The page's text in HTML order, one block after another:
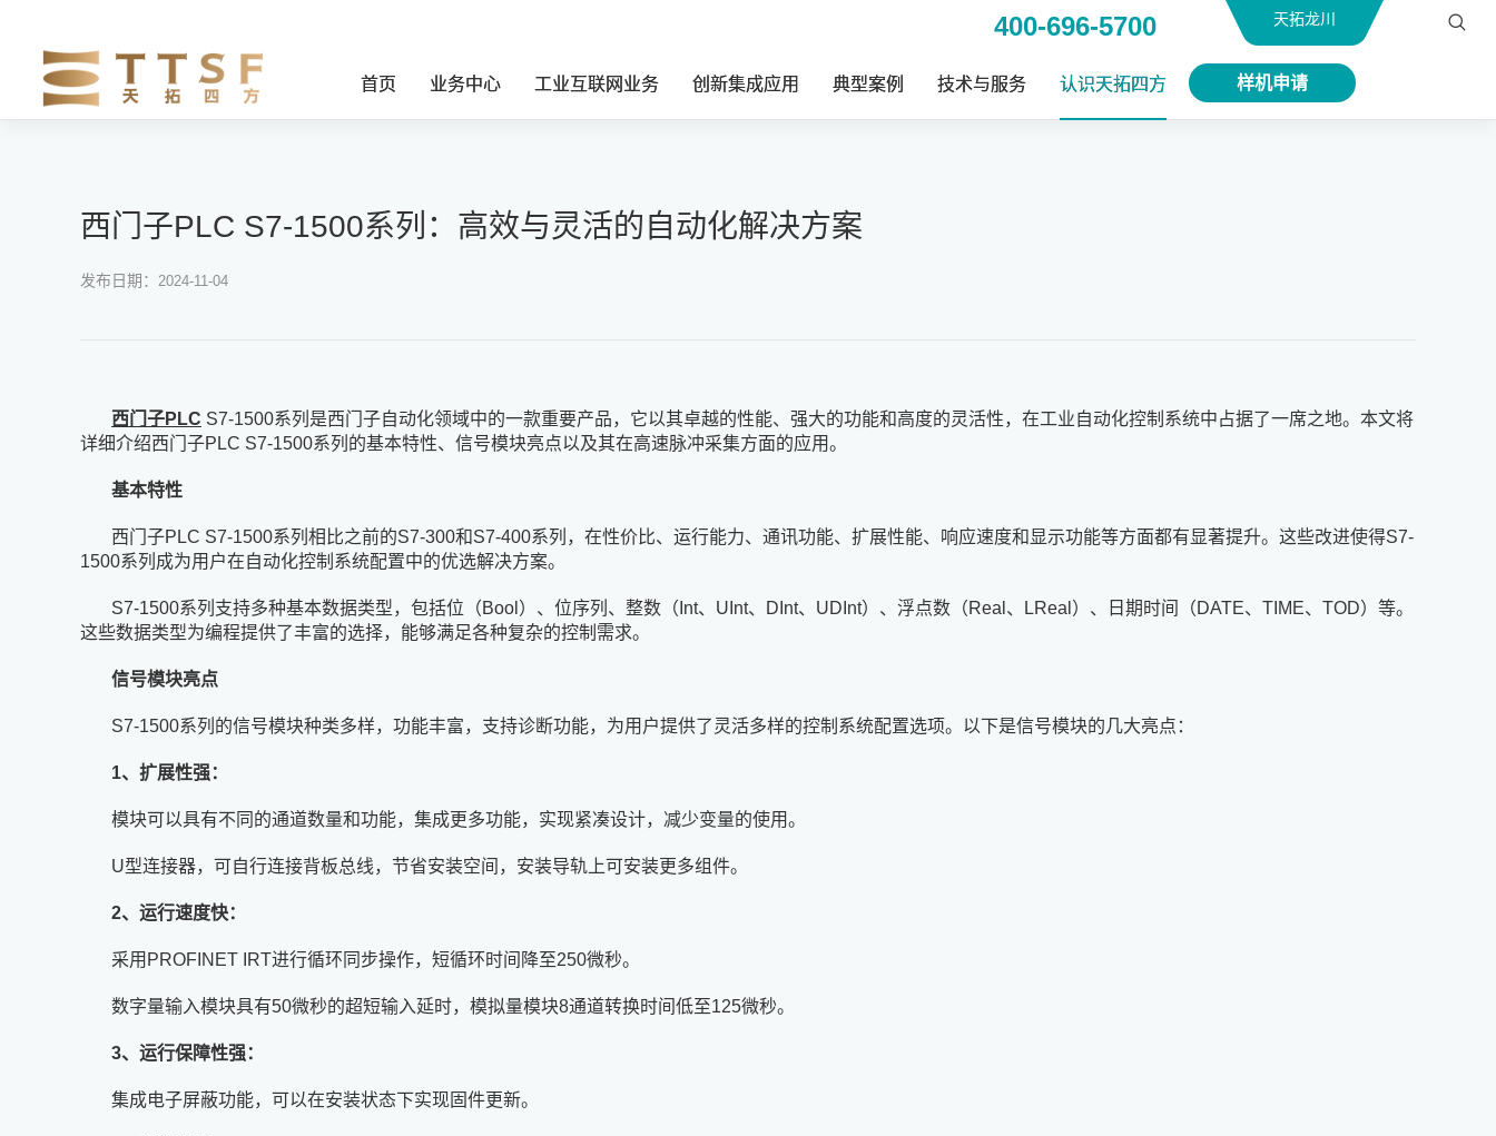
首页 业务中心 工业互联网业务 创新集成应用 典型案例 技术与服务 认识天拓四方
天拓龙川
400-696-5700
样机申请
西门子PLC S7-1500系列：高效与灵活的自动化解决方案
发布日期： 2024-11-04
西门子PLC S7-1500系列是西门子自动化领域中的一款重要产品，它以其卓越的性能、强大的功能和高度的灵活性，在工业自动化控制系统中占据了一席之地。本文将
详细介绍西门子PLC S7-1500系列的基本特性、信号模块亮点以及其在高速脉冲采集方面的应用。
基本特性
西门子PLC S7-1500系列相比之前的S7-300和S7-400系列，在性价比、运行能力、通讯功能、扩展性能、响应速度和显示功能等方面都有显著提升。这些改进使得S7-
1500系列成为用户在自动化控制系统配置中的优选解决方案。
S7-1500系列支持多种基本数据类型，包括位（Bool）、位序列、整数（Int、UInt、DInt、UDInt）、浮点数（Real、LReal）、日期时间（DATE、TIME、TOD）等。
这些数据类型为编程提供了丰富的选择，能够满足各种复杂的控制需求。
信号模块亮点
S7-1500系列的信号模块种类多样，功能丰富，支持诊断功能，为用户提供了灵活多样的控制系统配置选项。以下是信号模块的几大亮点：
1、扩展性强：
模块可以具有不同的通道数量和功能，集成更多功能，实现紧凑设计，减少变量的使用。
U型连接器，可自行连接背板总线，节省安装空间，安装导轨上可安装更多组件。
2、运行速度快：
采用PROFINET IRT进行循环同步操作，短循环时间降至250微秒。
数字量输入模块具有50微秒的超短输入延时，模拟量模块8通道转换时间低至125微秒。
3、运行保障性强：
集成电子屏蔽功能，可以在安装状态下实现固件更新。